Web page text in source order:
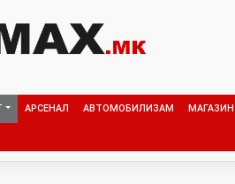
АРСЕНАЛ АВТОМОБИЛИЗАМ МАГАЗИН